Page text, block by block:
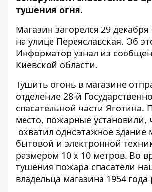
тушения огня.
Магазин загорелся 29
на улице Переяславская. Об
Информатор узнал из
Киевской области.
Тушить огонь в магазине
отделение 28-й
спасательной части Яготина.
место, пожарные установили,
охватил одноэтажное здание
бытовой и электронной
размером 10 х 10 метров. Во
тушения пожара спасатели
владельца магазина 1954